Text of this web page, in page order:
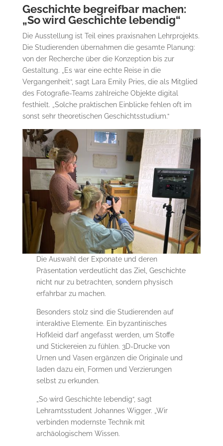
Geschichte begreifbar machen:
„So wird Geschichte lebendig“
Die Ausstellung ist Teil eines praxisnahen Lehrprojekts.
Die Studierenden übernahmen die gesamte Planung:
von der Recherche über die Konzeption bis zur
Gestaltung. „Es war eine echte Reise in die
Vergangenheit“, sagt Lara Emily Pries, die als Mitglied
des Fotografie-Teams zahlreiche Objekte digital
festhielt. „Solche praktischen Einblicke fehlen oft im
sonst sehr theoretischen Geschichtsstudium.“
Die Auswahl der Exponate und deren
Präsentation verdeutlicht das Ziel, Geschichte
nicht nur zu betrachten, sondern physisch
erfahrbar zu machen.
Besonders stolz sind die Studierenden auf
interaktive Elemente. Ein byzantinisches
Hofkleid darf angefasst werden, um Stoffe
und Stickereien zu fühlen. 3D-Drucke von
Urnen und Vasen ergänzen die Originale und
laden dazu ein, Formen und Verzierungen
selbst zu erkunden.
„So wird Geschichte lebendig“, sagt
Lehramtsstudent Johannes Wigger. „Wir
verbinden modernste Technik mit
archäologischem Wissen.